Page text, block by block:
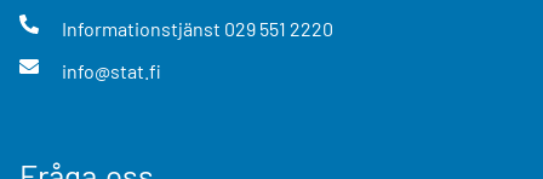
Informationstjänst 029 551 2220
info@stat.fi